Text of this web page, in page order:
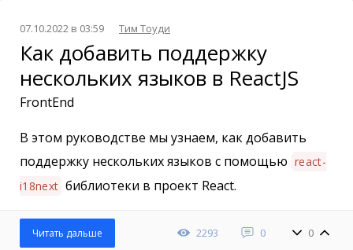
07.10.2022 в 03:59 Тим Тоуди
Как добавить поддержку
нескольких языков в ReactJS
FrontEnd
В этом руководстве мы узнаем, как добавить
поддержку нескольких языков с помощью react-
i18next библиотеки в проект React.
2293 0 0
Читать дальше